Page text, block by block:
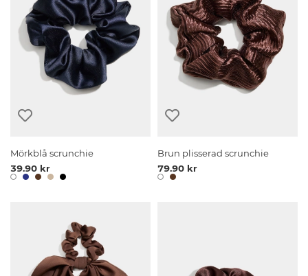
Mörkblå scrunchie
39.90 kr
Brun plisserad scrunchie
79.90 kr